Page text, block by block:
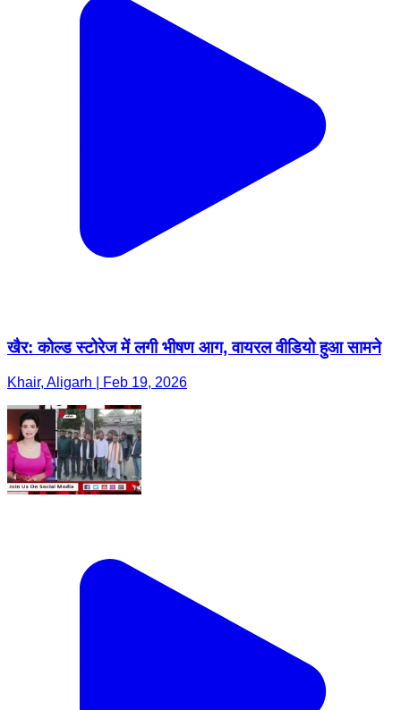
खैर: कोल्ड स्टोरेज में लगी भीषण आग, वायरल वीडियो हुआ सामने
Khair, Aligarh | Feb 19, 2026